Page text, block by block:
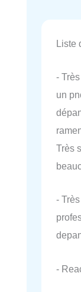
Liste
-
un
Très
-
-